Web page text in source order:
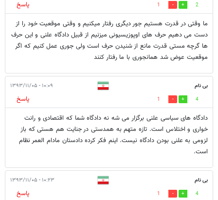
2
1
پاسخ
ما وقتی در قدرت هستیم جور دیگری رفتار میکنیم و وقتی موقعیت خود را از
دست می دهیم حرف های اوپوزیسیونی میزنیم از قبیل دادگاه علنی و این حرف
ها گرچه مستی قدرت مانع از شنیدن حرف است ولی جوری عمل کنیم که اگر
موقعیت عوض شد همانجوری با ما رفتار کنند
بی نام ۱۰:۰۹ - ۱۳۹۳/۱۱/۰۵
4
1
پاسخ
دادگاه های سیاسی علنی برگزار می شه نه دادگاه شما که اقتصادی و رانت
خواری و اختلاس است. تازه متهم به همدستی در جنایت هم هستی که باز
لزومی به علنی بودن دادگاه نیست. اینم فکر کرده دادستان مادام العمر نظام
است.
بی نام ۱۰:۲۳ - ۱۳۹۳/۱۱/۰۵
4
1
پاسخ